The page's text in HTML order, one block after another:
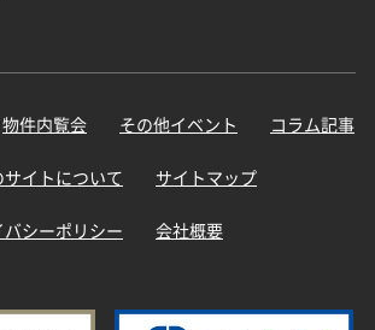
物件内覧会 その他イベント コラム記事
サイトについて サイトマップ
バシーポリシー 会社概要